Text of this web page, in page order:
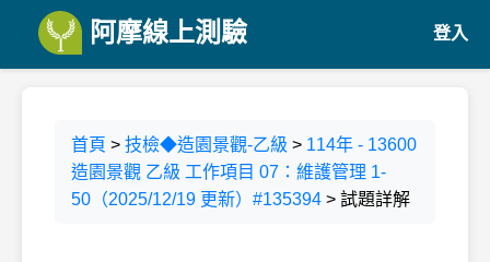
阿摩線上測驗 登入
首頁 > 技檢◆造園景觀-乙級 > 114年 - 13600
造園景觀 乙級 工作項目 07：維護管理 1-
50（2025/12/19 更新）#135394 > 試題詳解